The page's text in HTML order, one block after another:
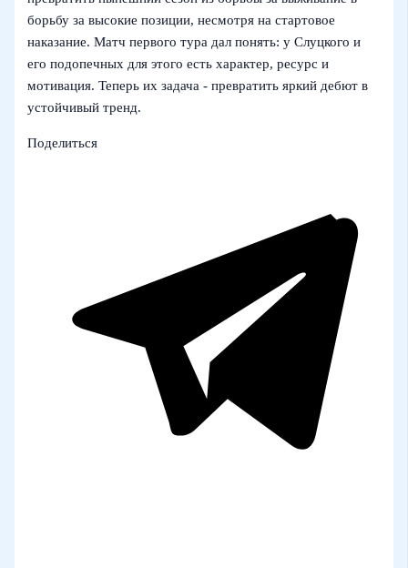
борьбу за высокие позиции, несмотря на стартовое
наказание. Матч первого тура дал понять: у Слуцкого и
его подопечных для этого есть характер, ресурс и
мотивация. Теперь их задача - превратить яркий дебют в
устойчивый тренд.
Поделиться